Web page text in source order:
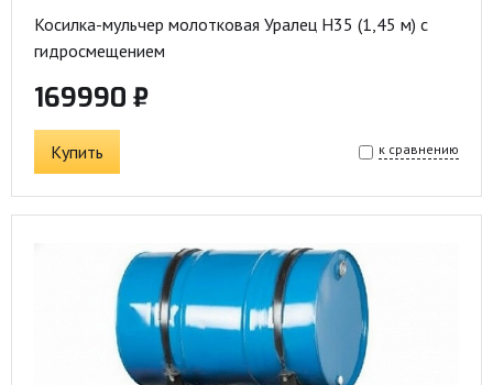
Косилка-мульчер молотковая Уралец Н35 (1,45 м) с
гидросмещением
169990 ₽
Купить к сравнению